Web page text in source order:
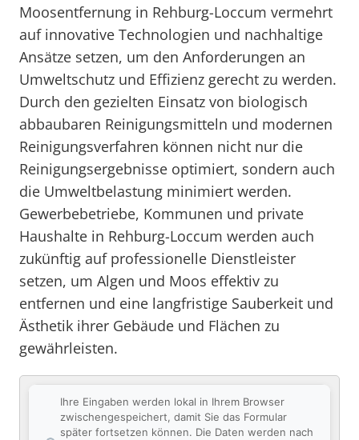
Moosentfernung in Rehburg-Loccum vermehrt
auf innovative Technologien und nachhaltige
Ansätze setzen, um den Anforderungen an
Umweltschutz und Effizienz gerecht zu werden.
Durch den gezielten Einsatz von biologisch
abbaubaren Reinigungsmitteln und modernen
Reinigungsverfahren können nicht nur die
Reinigungsergebnisse optimiert, sondern auch
die Umweltbelastung minimiert werden.
Gewerbebetriebe, Kommunen und private
Haushalte in Rehburg-Loccum werden auch
zukünftig auf professionelle Dienstleister
setzen, um Algen und Moos effektiv zu
entfernen und eine langfristige Sauberkeit und
Ästhetik ihrer Gebäude und Flächen zu
gewährleisten.
Ihre Eingaben werden lokal in Ihrem Browser
zwischengespeichert, damit Sie das Formular
später fortsetzen können. Die Daten werden nach